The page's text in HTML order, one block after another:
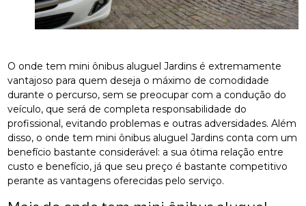
O onde tem mini ônibus aluguel Jardins é extremamente
vantajoso para quem deseja o máximo de comodidade
durante o percurso, sem se preocupar com a condução do
veículo, que será de completa responsabilidade do
profissional, evitando problemas e outras adversidades. Além
disso, o onde tem mini ônibus aluguel Jardins conta com um
benefício bastante considerável: a sua ótima relação entre
custo e benefício, já que seu preço é bastante competitivo
perante as vantagens oferecidas pelo serviço.